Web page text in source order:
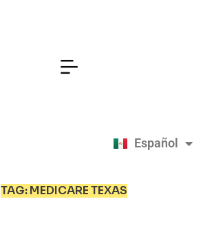
Español
English
TAG: MEDICARE TEXAS